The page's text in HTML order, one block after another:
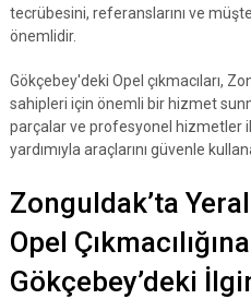
tecrübesini, referanslarını ve
önemlidir.
Gökçebey'deki Opel çıkmacıları,
sahipleri için önemli bir hizmet
parçalar ve profesyonel hizmetler
yardımıyla araçlarını güvenle
Zonguldak’ta
Opel
Gökçebey’deki